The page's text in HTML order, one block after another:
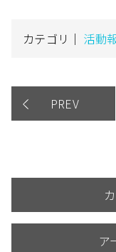
カテゴリ｜ 活動
PREV
ア